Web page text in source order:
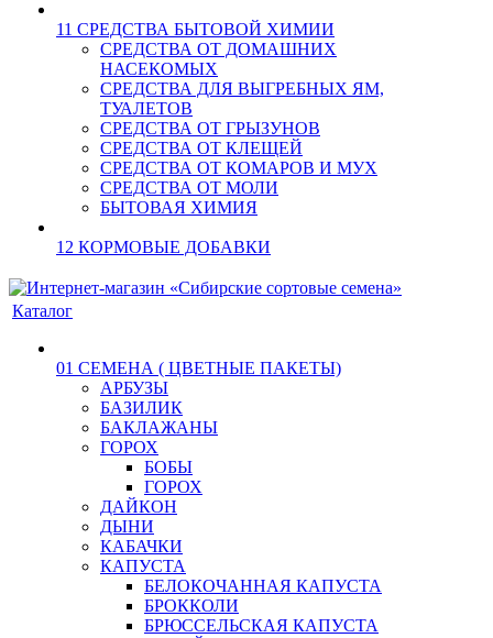
11 СРЕДСТВА БЫТОВОЙ ХИМИИ
СРЕДСТВА ОТ ДОМАШНИХ
НАСЕКОМЫХ
СРЕДСТВА ДЛЯ ВЫГРЕБНЫХ ЯМ,
ТУАЛЕТОВ
СРЕДСТВА ОТ ГРЫЗУНОВ
СРЕДСТВА ОТ КЛЕЩЕЙ
СРЕДСТВА ОТ КОМАРОВ И МУХ
СРЕДСТВА ОТ МОЛИ
БЫТОВАЯ ХИМИЯ
12 КОРМОВЫЕ ДОБАВКИ
Каталог
01 СЕМЕНА ( ЦВЕТНЫЕ ПАКЕТЫ)
АРБУЗЫ
БАЗИЛИК
БАКЛАЖАНЫ
ГОРОХ
БОБЫ
ГОРОХ
ДАЙКОН
ДЫНИ
КАБАЧКИ
КАПУСТА
БЕЛОКОЧАННАЯ КАПУСТА
БРОККОЛИ
БРЮССЕЛЬСКАЯ КАПУСТА